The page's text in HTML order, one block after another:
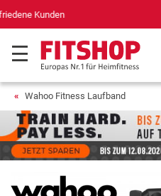
Deutschlands
für Sportgeräte (n-
Wahoo Fitness Laufband